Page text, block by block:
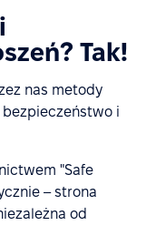
Tak!
nas metody
i
"Safe
– strona
od